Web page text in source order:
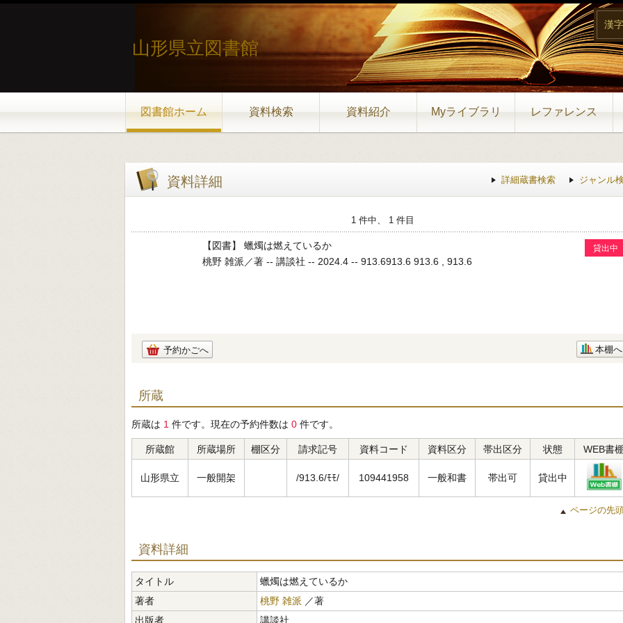
山形県立図書館
図書館ホーム 資料検索 資料紹介 Myライブラリ レファレンス
漢字
資料詳細 詳細蔵書検索 ジャンル
1 件中、 1 件目
【図書】 蠟燭は燃えているか 貸出中
桃野 雑派／著 -- 講談社 -- 2024.4 -- 913.6913.6 913.6 , 913.6
予約かごへ 本棚へ
所蔵
所蔵は 1 件です。現在の予約件数は 0 件です。
所蔵館 所蔵場所 棚区分 請求記号 資料コード 資料区分 帯出区分 状態 WEB書
山形県立 一般開架 /913.6/ﾓﾓ/ 109441958 一般和書 帯出可 貸出中
ページの先
資料詳細
タイトル
蠟燭は燃えているか
著者
桃野 雑派 ／著
出版者
講談社